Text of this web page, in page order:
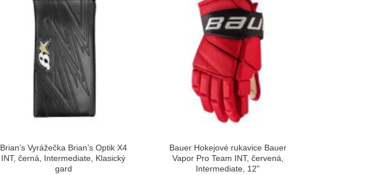
Brian’s Vyrážečka Brian’s Optik X4
INT, černá, Intermediate, Klasický
gard
Bauer Hokejové rukavice Bauer
Vapor Pro Team INT, červená,
Intermediate, 12"